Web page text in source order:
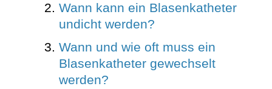
Wann kann ein Blasenkatheter
undicht werden?
Wann und wie oft muss ein
Blasenkatheter gewechselt
werden?